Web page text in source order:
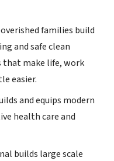
families build
and safe clean
that make life, work
easier.
and equips modern
health care and
builds large scale